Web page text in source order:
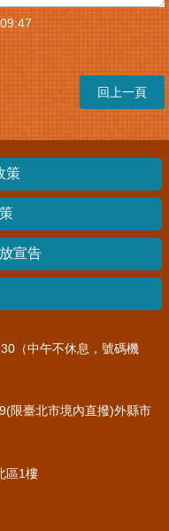
回上一頁
策
宣告
（中午不休息，號碼機
限臺北市境內直撥)外縣市
區1樓